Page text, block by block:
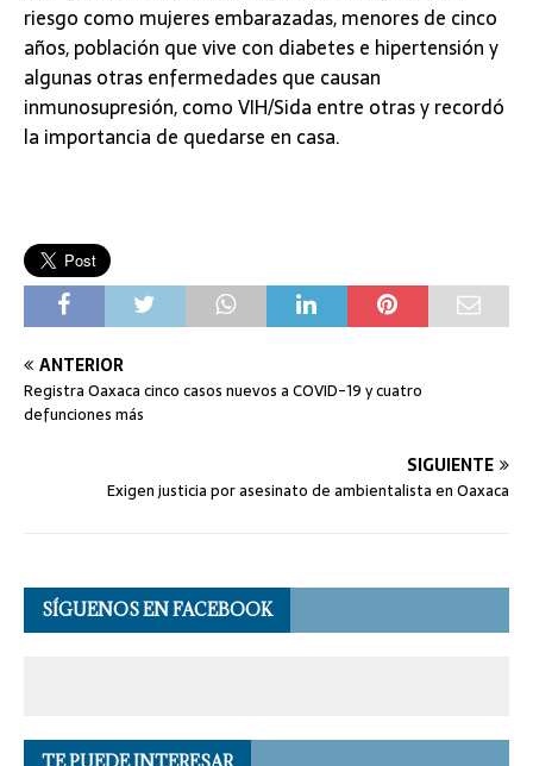
riesgo como mujeres embarazadas, menores de cinco
años, población que vive con diabetes e hipertensión y
algunas otras enfermedades que causan
inmunosupresión, como VIH/Sida entre otras y recordó
la importancia de quedarse en casa.
ANTERIOR
Registra Oaxaca cinco casos nuevos a COVID-19 y cuatro
defunciones más
SIGUIENTE
Exigen justicia por asesinato de ambientalista en Oaxaca
SÍGUENOS EN FACEBOOK